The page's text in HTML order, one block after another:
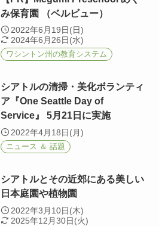
み保育園 （ベルビュー）
2022年6月19日(日)
2024年6月26日(水)
ワシントン州の教育システム
シアトルの清掃・美化ボランティ
ア『One Seattle Day of
Service』 5月21日に実施
2022年4月18日(月)
ニュース ＆ 話題
シアトルとその近郊にある美しい
日本庭園や植物園
2022年3月10日(木)
2025年12月30日(火)